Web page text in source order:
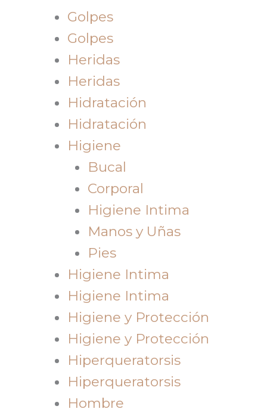
Golpes
Golpes
Heridas
Heridas
Hidratación
Hidratación
Higiene
Bucal
Corporal
Higiene Intima
Manos y Uñas
Pies
Higiene Intima
Higiene Intima
Higiene y Protección
Higiene y Protección
Hiperqueratorsis
Hiperqueratorsis
Hombre